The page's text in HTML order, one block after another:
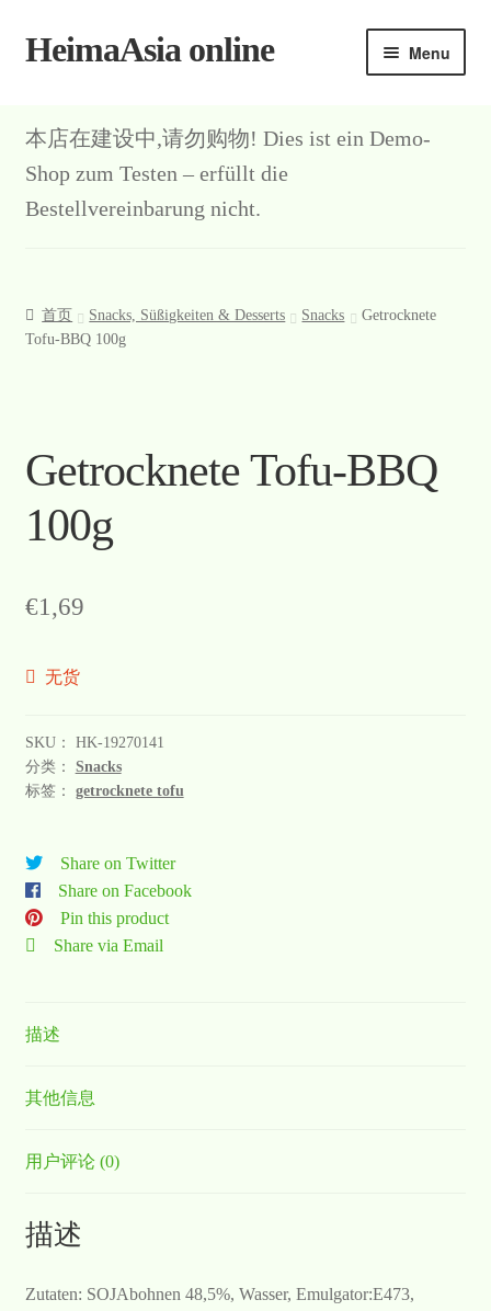
Skip
Skip
HeimaAsia online Menu
本店在建设中,请勿购物! Dies ist ein Demo-
Shop zum Testen – erfüllt die
Bestellvereinbarung nicht.
首页 Snacks, Süßigkeiten & Desserts Snacks
Getrocknete
Tofu-BBQ 100g
Getrocknete Tofu-BBQ
100g
€1,69
无货
SKU： HK-19270141
分类： Snacks
标签： getrocknete tofu
Share on Twitter
Share on Facebook
Pin this product
Share via Email
描述
其他信息
用户评论 (0)
描述
Zutaten: SOJAbohnen 48,5%, Wasser, Emulgator:E473,